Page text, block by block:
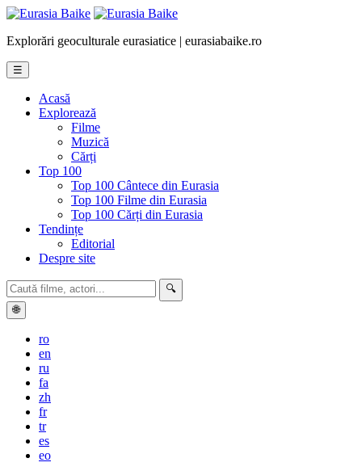
Explorări geoculturale eurasiatice | eurasiabaike.ro
☰
Acasă
Explorează
Filme
Muzică
Cărți
Top 100
Top 100 Cântece din Eurasia
Top 100 Filme din Eurasia
Top 100 Cărți din Eurasia
Tendințe
Editorial
Despre site
🔍
🌐
ro
en
ru
fa
zh
fr
tr
es
eo